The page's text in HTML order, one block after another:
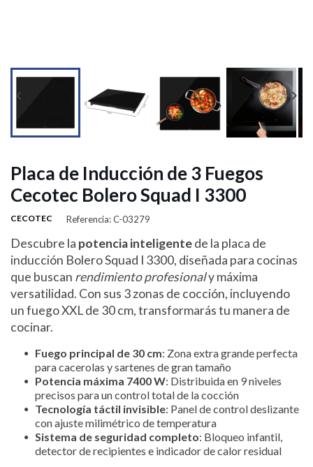
 
Placa de Inducción de 3 Fuegos
Cecotec Bolero Squad I 3300
CECOTEC Referencia: C-03279
Descubre la potencia inteligentede la placa de
inducción Bolero Squad I 3300, diseñada para cocinas
que buscan rendimiento profesionaly máxima
versatilidad. Con sus 3 zonas de cocción, incluyendo
un fuego XXL de 30 cm, transformarás tu manera de
cocinar.
Fuego principal de 30 cm: Zona extra grande perfecta
para cacerolas y sartenes de gran tamaño
Potencia máxima 7400 W: Distribuida en 9 niveles
precisos para un control total de la cocción
Tecnología táctil invisible: Panel de control deslizante
con ajuste milimétrico de temperatura
Sistema de seguridad completo: Bloqueo infantil,
detector de recipientes e indicador de calor residual